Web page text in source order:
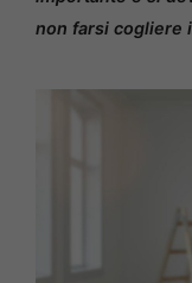
non farsi cogliere